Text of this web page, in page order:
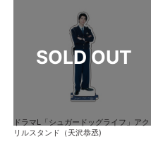
ドラマL「シュガードッグライフ」アク
リルスタンド（天沢恭丞)